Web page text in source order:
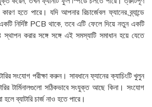
হতে পারে। যদি আপনার রিচার্জেবল ফ্যানের ব্র্যান্ডে
নির্দিষ্ট PCB থাকে, তবে এটি ফেলে দিয়ে নতুন একটি
করার সঙ্গে সঙ্গে এই সমস্যাটি সমাধান হয়ে যেতে
সংযোগ পরীক্ষা করুন। সাবধানে ফ্যানের ক্যাচিংটি খুলুন
টার্মিনালগুলো সঠিকভাবে সংযুক্ত আছে কিনা। সংযোগ
হলে ব্যাটারি চার্জ নাও হতে পারে।